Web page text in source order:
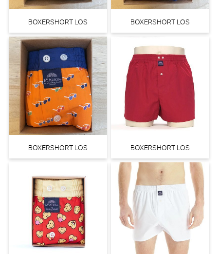
Marie Jo Avero Tailleslip (Ivory
Petal)
Marie Jo
€ 44,90
Marie Jo Cyrile Beugel BH
(Crystal Pink)
Marie Jo
€ 79,90
BOXERSHORT LOS BOXERSHORT LOS
BOXERSHORT LOS BOXERSHORT LOS